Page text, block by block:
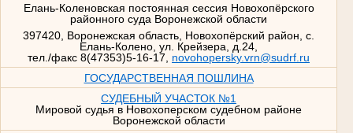
Елань-Коленовская постоянная сессия Новохопёрского
районного суда Воронежской области
397420, Воронежская область, Новохопёрский район, с.
Елань-Колено, ул. Крейзера, д.24,
тел./факс 8(47353)5-16-17, novohopersky.vrn@sudrf.ru
ГОСУДАРСТВЕННАЯ ПОШЛИНА
СУДЕБНЫЙ УЧАСТОК №1
Мировой судья в Новохоперском судебном районе
Воронежской области